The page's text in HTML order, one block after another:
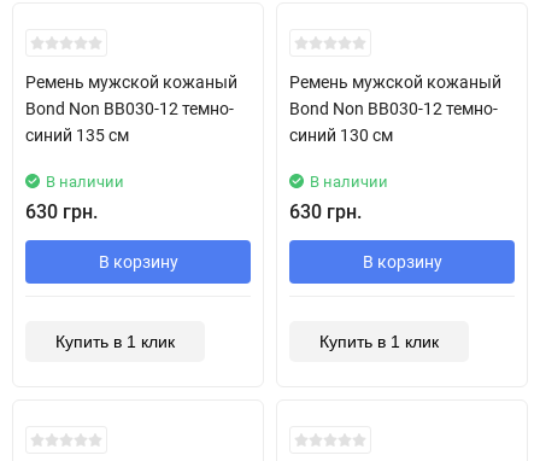
New!
Ремень мужской кожаный
Bond Non BB030-12 темно-
синий 135 см
В наличии
630 грн.
В корзину
Купить в 1 клик
New!
Ремень мужской кожаный
Bond Non BB030-12 темно-
синий 130 см
В наличии
630 грн.
В корзину
Купить в 1 клик
New! New!